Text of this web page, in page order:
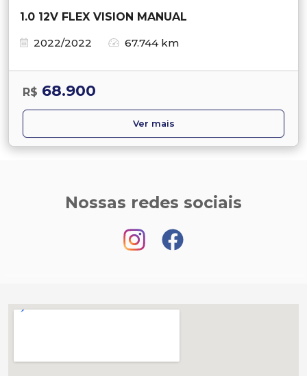
1.0 12V FLEX VISION MANUAL
2022/2022
67.744 km
R$ 68.900
Ver mais
Nossas redes sociais